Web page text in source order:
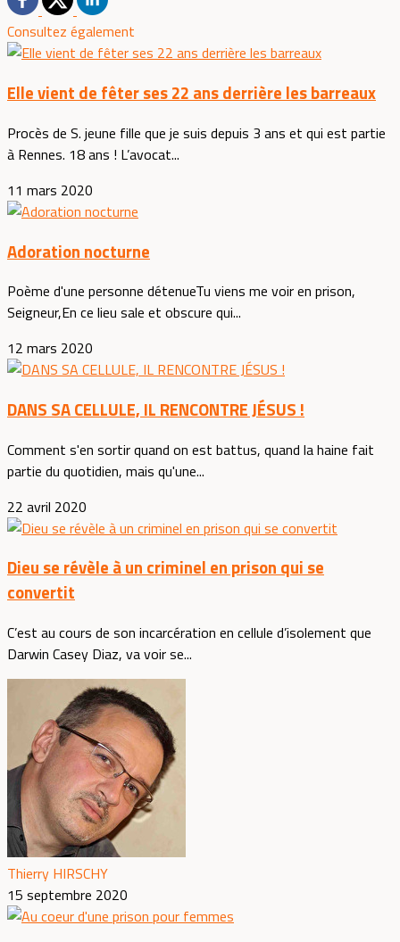
Consultez également
Elle vient de fêter ses 22 ans derrière les barreaux
Procès de S. jeune fille que je suis depuis 3 ans et qui est partie
à Rennes. 18 ans ! L’avocat...
11 mars 2020
Adoration nocturne
Poème d'une personne détenueTu viens me voir en prison,
Seigneur,En ce lieu sale et obscure qui...
12 mars 2020
DANS SA CELLULE, IL RENCONTRE JÉSUS !
Comment s'en sortir quand on est battus, quand la haine fait
partie du quotidien, mais qu'une...
22 avril 2020
Dieu se révèle à un criminel en prison qui se
convertit
C’est au cours de son incarcération en cellule d’isolement que
Darwin Casey Diaz, va voir se...
Thierry HIRSCHY
15 septembre 2020